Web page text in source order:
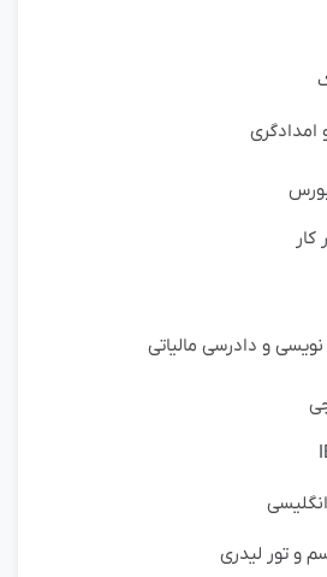
کار
و دادرسی مالیاتی
و تور لیدری